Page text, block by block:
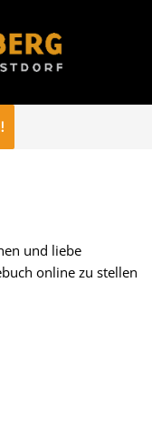
und liebe
online zu stellen